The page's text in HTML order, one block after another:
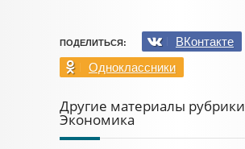
ПОДЕЛИТЬСЯ:
ВКонтакте
Одноклассники
Другие материалы рубрики
Экономика